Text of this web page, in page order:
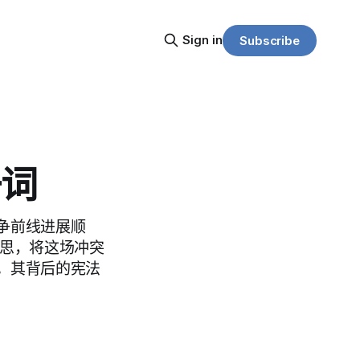
Sign in Subscribe
前线进展顺
，将这场冲突
其背后的宪法